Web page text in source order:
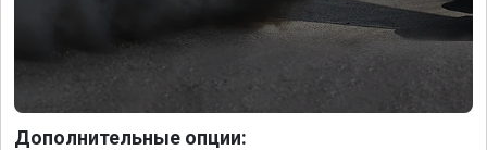
Дополнительные опции: